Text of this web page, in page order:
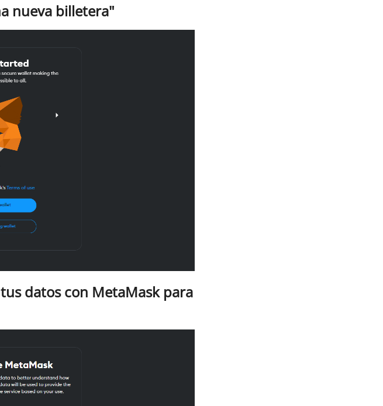
nueva billetera"
datos con MetaMask para